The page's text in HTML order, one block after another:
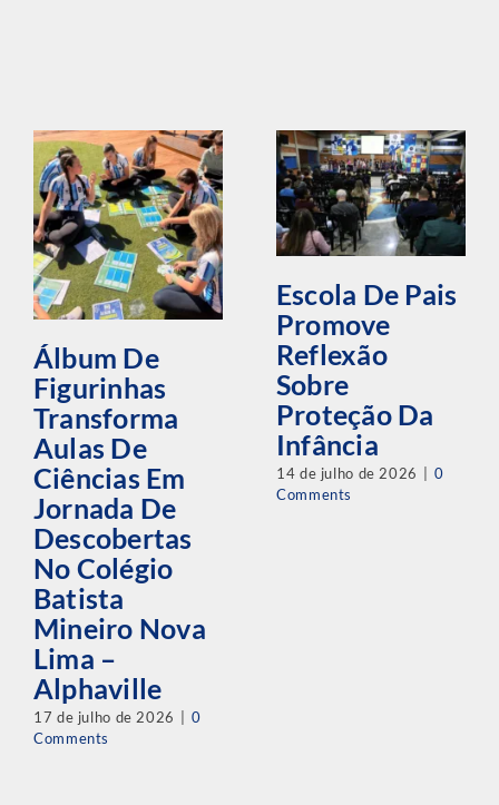
Álbum De
Figurinhas
Transforma
Aulas De
Ciências Em
Jornada De
Descobertas
No Colégio
Batista
Mineiro Nova
Lima –
Alphaville
17 de julho de 2026
0
Comments
Escola De Pais
Promove
Reflexão
Sobre
Proteção Da
Infância
14 de julho de 2026
0
Comments